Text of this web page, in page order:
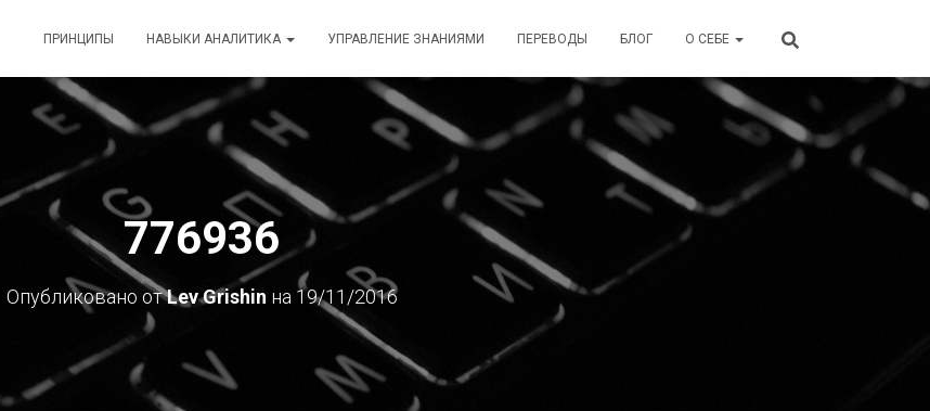
ПРИНЦИПЫ НАВЫКИ АНАЛИТИКА УПРАВЛЕНИЕ ЗНАНИЯМИ ПЕРЕВОДЫ БЛОГ О СЕБЕ
776936
Опубликовано отLev Grishin на 19/11/2016